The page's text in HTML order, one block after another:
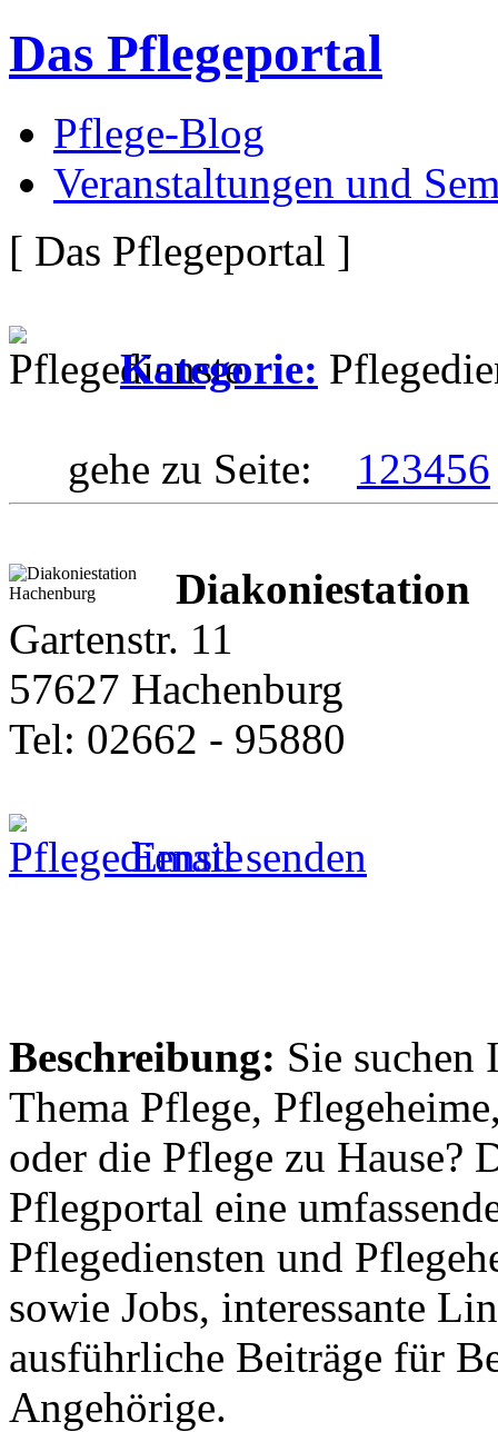
Das Pflegeportal
Pflege-Blog
Veranstaltungen und
[ Das Pflegeportal ]
Kategorie:
gehe zu Seite: 123456
Diakoniestation
Gartenstr. 11
57627 Hachenburg
Tel: 02662 - 95880
Email senden
Beschreibung: Sie suchen
Thema Pflege,
oder die Pflege zu Hause?
Pflegportal eine
Pflegediensten und
sowie Jobs, interessante
ausführliche Beiträge für
Angehörige.